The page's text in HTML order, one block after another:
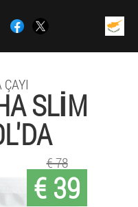
SLIM
€ 39
€ 78